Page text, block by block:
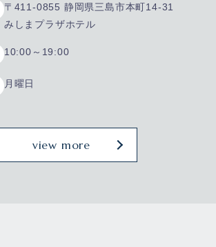
〒411-0855 静岡県三島市本町14-31
みしまプラザホテル
10:00～19:00
月曜日
view more